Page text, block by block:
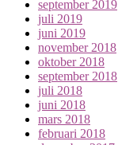
september 2019
juli 2019
juni 2019
november 2018
oktober 2018
september 2018
juli 2018
juni 2018
mars 2018
februari 2018